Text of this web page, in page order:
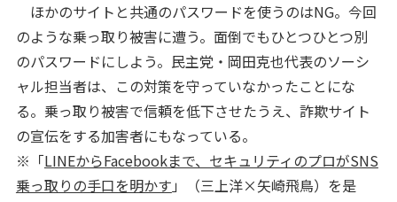
ほかのサイトと共通のパスワードを使うのはNG。今回
のような乗っ取り被害に遭う。面倒でもひとつひとつ別
のパスワードにしよう。民主党・岡田克也代表のソーシ
ャル担当者は、この対策を守っていなかったことにな
る。乗っ取り被害で信頼を低下させたうえ、詐欺サイト
の宣伝をする加害者にもなっている。
※「LINEからFacebookまで、セキュリティのプロがSNS
乗っ取りの手口を明かす 」（三上洋×矢崎飛鳥）を是